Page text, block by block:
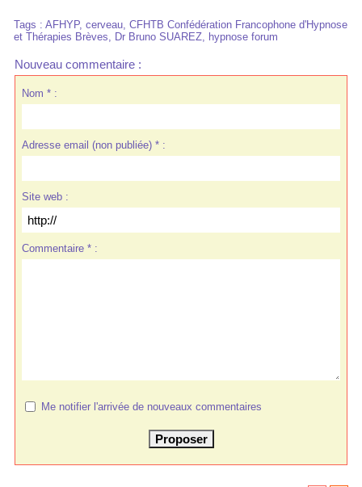
Tags : AFHYP, cerveau, CFHTB Confédération Francophone d'Hypnose
et Thérapies Brèves, Dr Bruno SUAREZ, hypnose forum
Nouveau commentaire :
Nom * :
Adresse email (non publiée) * :
Site web :
Commentaire * :
Me notifier l'arrivée de nouveaux commentaires